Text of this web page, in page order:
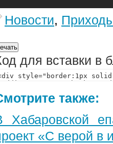
Новости,
для вставки в
также:
Хабаровской
«С верой в